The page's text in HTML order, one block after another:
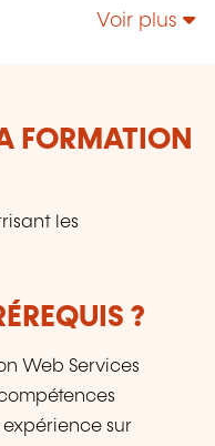
artificielle,
Voir plus
FORMATION
les
?
Web Services
sur